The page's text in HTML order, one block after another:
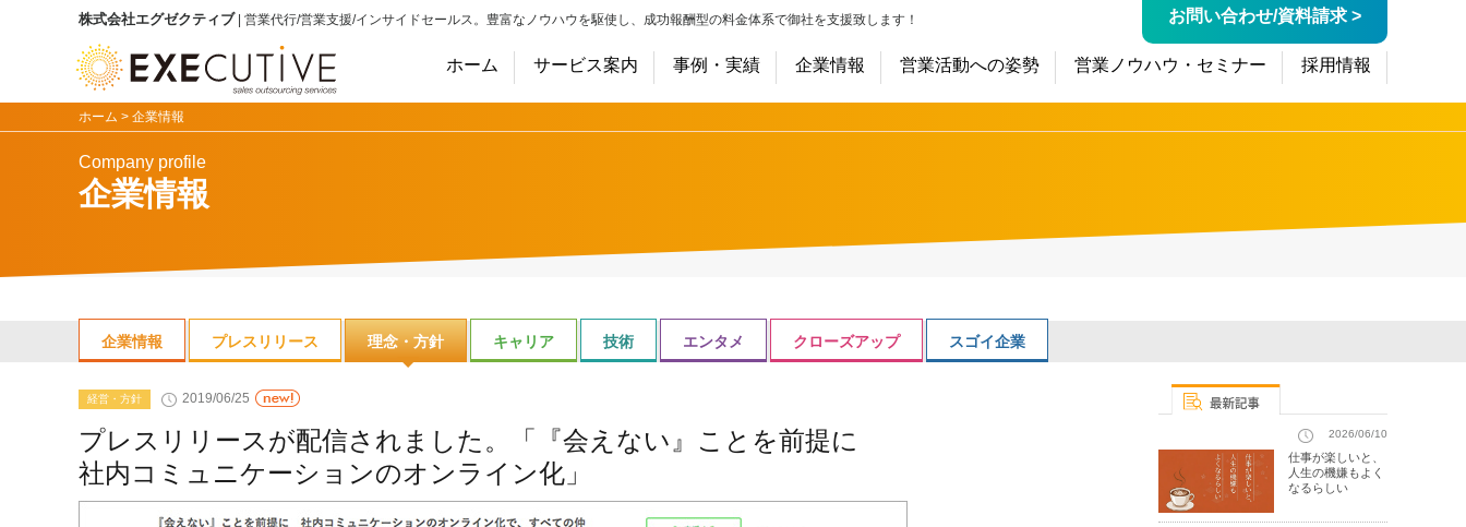
株式会社エグゼクティブ | 営業代行/営業支援/インサイドセールス。豊富なノウハウを駆使し、成功報酬型の料金体系で御社を支援致します！ お問い合わせ/資料請求 >
ホーム サービス案内 事例・実績 企業情報 営業活動への姿勢 営業ノウハウ・セミナー 採用情報
ホーム > 企業情報
Company profile
企業情報
企業情報 プレスリリース 理念・方針 キャリア 技術 エンタメ クローズアップ スゴイ企業
経営・方針 2019/06/25
プレスリリースが配信されました。「『会えない』ことを前提に
社内コミュニケーションのオンライン化」
2026/06/10
仕事が楽しいと、
人生の機嫌もよく
なるらしい